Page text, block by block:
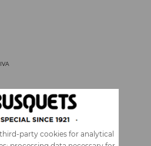
party cookies for analytical